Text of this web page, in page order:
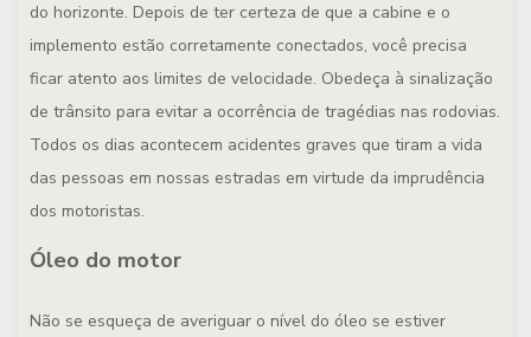
do horizonte. Depois de ter certeza de que a cabine e o
implemento estão corretamente conectados, você precisa
ficar atento aos limites de velocidade. Obedeça à sinalização
de trânsito para evitar a ocorrência de tragédias nas rodovias.
Todos os dias acontecem acidentes graves que tiram a vida
das pessoas em nossas estradas em virtude da imprudência
dos motoristas.
Óleo do motor
Não se esqueça de averiguar o nível do óleo se estiver